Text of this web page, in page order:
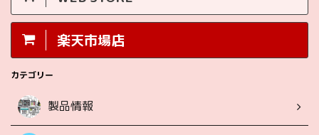
楽天市場店
カテゴリー
製品情報